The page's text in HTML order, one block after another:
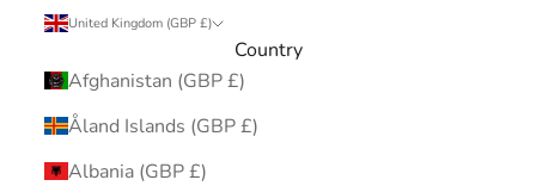
United Kingdom (GBP £)
Country
Afghanistan (GBP £)
Åland Islands (GBP £)
Albania (GBP £)